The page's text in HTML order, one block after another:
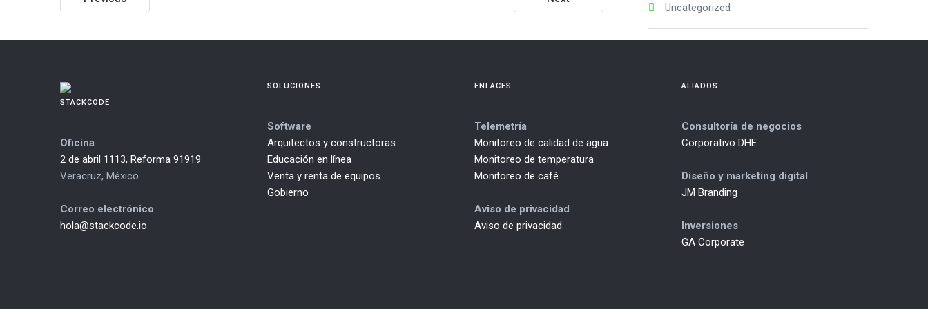
Uncategorized
STACKCODE
Oficina
2 de abril 1113, Reforma 91919
Veracruz, México.
Correo electrónico
hola@stackcode.io
SOLUCIONES
Software
Arquitectos y constructoras
Educación en línea
Venta y renta de equipos
Gobierno
ENLACES
Telemetría
Monitoreo de calidad de agua
Monitoreo de temperatura
Monitoreo de café
Aviso de privacidad
Aviso de privacidad
ALIADOS
Consultoría de negocios
Corporativo DHE
Diseño y marketing digital
JM Branding
Inversiones
GA Corporate